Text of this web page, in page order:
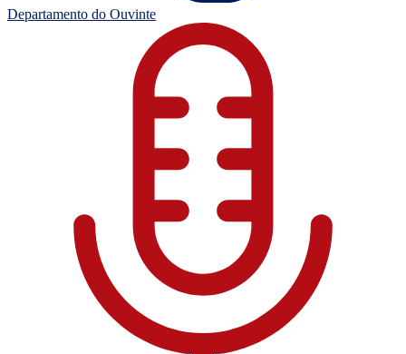
Departamento do Ouvinte